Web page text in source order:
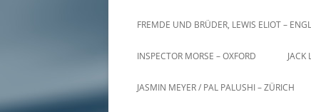
FREMDE UND BRÜDER, LEWIS ELIOT –
INSPECTOR MORSE – OXFORD JACK
JASMIN MEYER / PAL PALUSHI – ZÜRICH